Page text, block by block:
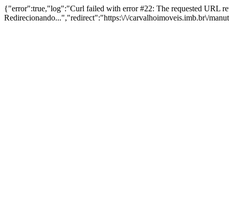
{"error":true,"log":"Curl failed with error #22: The requested URL
Redirecionando...","redirect":"https:\/\/carvalhoimoveis.imb.br\/